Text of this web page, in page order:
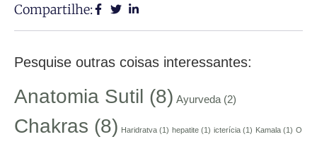
Compartilhe:
Pesquise outras coisas interessantes:
Anatomia Sutil (8) Ayurveda (2)
Chakras (8) Haridratva (1) hepatite (1) icterícia (1) Kamala (1) O